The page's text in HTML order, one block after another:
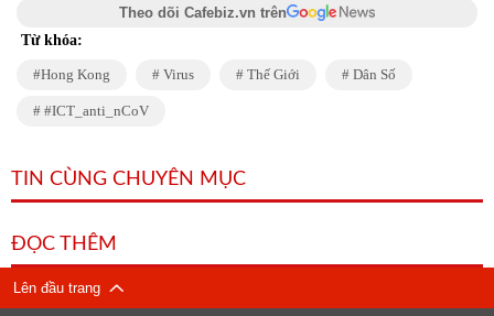
Theo dõi Cafebiz.vn trên
Từ khóa:
Hong Kong Virus Thế Giới Dân Số
#ICT_anti_nCoV
TIN CÙNG CHUYÊN MỤC
ĐỌC THÊM
Lên đầu trang